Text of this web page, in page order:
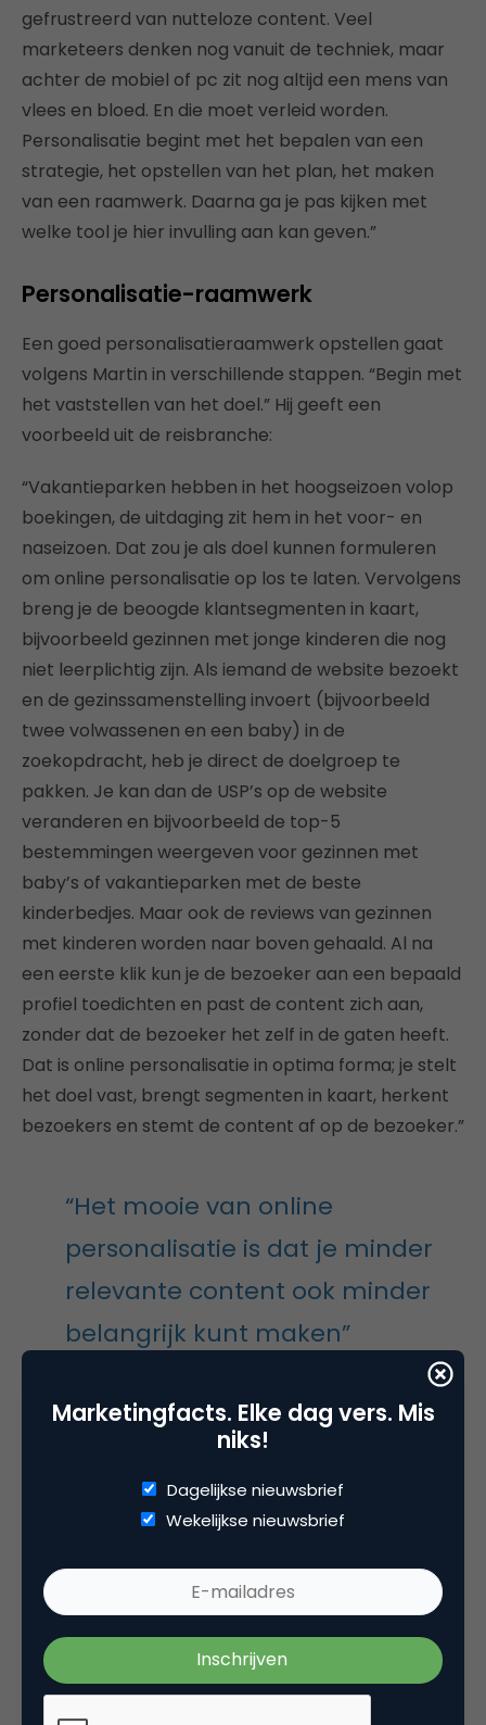
gefrustreerd van nutteloze content. Veel
marketeers denken nog vanuit de techniek, maar
achter de mobiel of pc zit nog altijd een mens van
vlees en bloed. En die moet verleid worden.
Personalisatie begint met het bepalen van een
strategie, het opstellen van het plan, het maken
van een raamwerk. Daarna ga je pas kijken met
welke tool je hier invulling aan kan geven.”
Personalisatie-raamwerk
Een goed personalisatieraamwerk opstellen gaat
volgens Martin in verschillende stappen. “Begin met
het vaststellen van het doel.” Hij geeft een
voorbeeld uit de reisbranche:
“Vakantieparken hebben in het hoogseizoen volop
boekingen, de uitdaging zit hem in het voor- en
naseizoen. Dat zou je als doel kunnen formuleren
om online personalisatie op los te laten. Vervolgens
breng je de beoogde klantsegmenten in kaart,
bijvoorbeeld gezinnen met jonge kinderen die nog
niet leerplichtig zijn. Als iemand de website bezoekt
en de gezinssamenstelling invoert (bijvoorbeeld
twee volwassenen en een baby) in de
zoekopdracht, heb je direct de doelgroep te
pakken. Je kan dan de USP’s op de website
veranderen en bijvoorbeeld de top-5
bestemmingen weergeven voor gezinnen met
baby’s of vakantieparken met de beste
kinderbedjes. Maar ook de reviews van gezinnen
met kinderen worden naar boven gehaald. Al na
een eerste klik kun je de bezoeker aan een bepaald
profiel toedichten en past de content zich aan,
zonder dat de bezoeker het zelf in de gaten heeft.
Dat is online personalisatie in optima forma; je stelt
het doel vast, brengt segmenten in kaart, herkent
bezoekers en stemt de content af op de bezoeker.”
“Het mooie van online
personalisatie is dat je minder
relevante content ook minder
belangrijk kunt maken”
Het mooie van online personalisatie is dat je minder
relevante content ook minder belangrijk kunt
maar kan op basis van actueel klikgedrag.
Relevante content een beter podium geven gaat
gillend voor een hogere conversie zorgen. Je gaat
namelijk weer de dialoog aan met je klanten, net
toekomst van content is dus absoluut context.”
Marketingfacts. Elke dag vers. Mis
niks!
Dagelijkse nieuwsbrief
Wekelijkse nieuwsbrief